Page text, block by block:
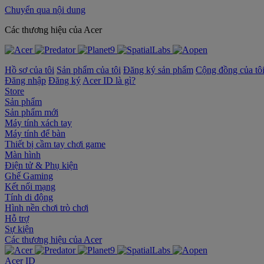
Chuyển qua nội dung
‌Các thương hiệu của Acer
Hồ sơ của tôi Sản phẩm của tôi Đăng ký sản phẩm Cộng đồng của tôi
Đăng nhập Đăng ký Acer ID là gì?
Store
Sản phẩm
Sản phẩm mới
Máy tính xách tay
Máy tính để bàn
Thiết bị cầm tay chơi game
Màn hình
Điện tử & Phụ kiện
Ghế Gaming
Kết nối mạng
Tính di động
Hình nền chơi trò chơi
Hỗ trợ
Sự kiện
‌Các thương hiệu của Acer
Acer ID